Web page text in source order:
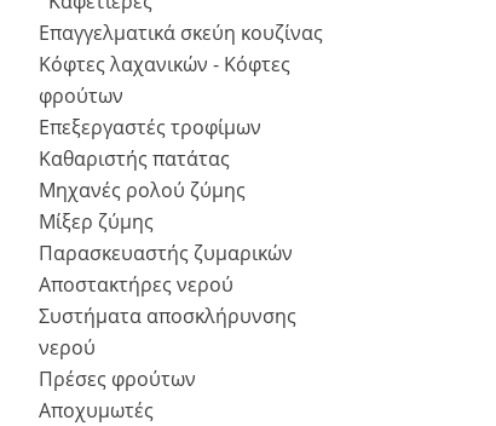
Επαγγελματικά σκεύη κουζίνας
Κόφτες λαχανικών - Κόφτες
φρούτων
Επεξεργαστές τροφίμων
Καθαριστής πατάτας
Μηχανές ρολού ζύμης
Μίξερ ζύμης
Παρασκευαστής ζυμαρικών
Αποστακτήρες νερού
Συστήματα αποσκλήρυνσης
νερού
Πρέσες φρούτων
Αποχυμωτές